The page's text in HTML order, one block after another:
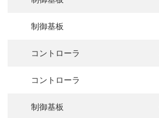
タビュー
制御基板
コントローラ
コントローラ
制御基板